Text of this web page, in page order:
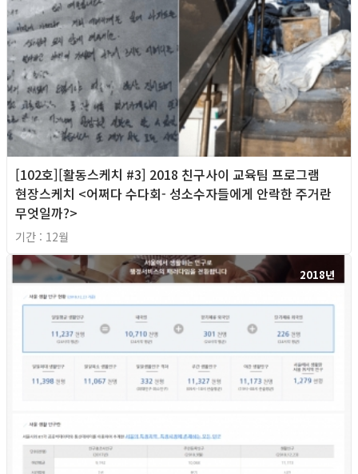
[102호][활동스케치 #3] 2018 친구사이 교육팀 프로그램
현장스케치 <어쩌다 수다회- 성소수자들에게 안락한 주거란
무엇일까?>
기간 : 12월
2018년